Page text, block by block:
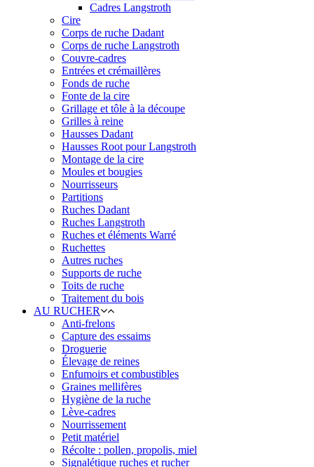
Cadres Langstroth
Cire
Corps de ruche Dadant
Corps de ruche Langstroth
Couvre-cadres
Entrées et crémaillères
Fonds de ruche
Fonte de la cire
Grillage et tôle à la découpe
Grilles à reine
Hausses Dadant
Hausses Root pour Langstroth
Montage de la cire
Moules et bougies
Nourrisseurs
Partitions
Ruches Dadant
Ruches Langstroth
Ruches et éléments Warré
Ruchettes
Autres ruches
Supports de ruche
Toits de ruche
Traitement du bois
AU RUCHER
Anti-frelons
Capture des essaims
Droguerie
Élevage de reines
Enfumoirs et combustibles
Graines mellifères
Hygiène de la ruche
Lève-cadres
Nourrissement
Petit matériel
Récolte : pollen, propolis, miel
Signalétique ruches et rucher